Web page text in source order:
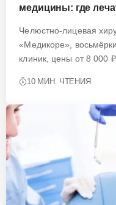
медицины: где
Челюстно-лицевая
«Медикоре»,
клиник, цены от 8 000 ₽.
10 МИН. ЧТЕНИЯ